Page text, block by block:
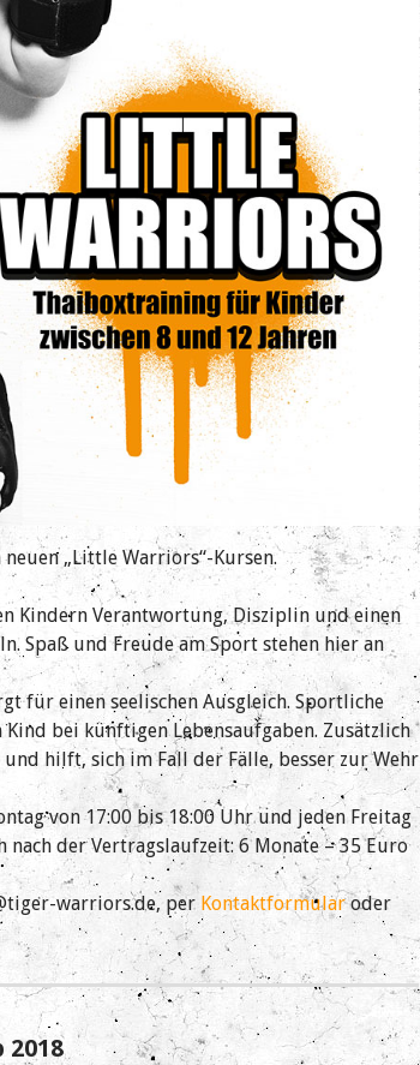
„Little Warriors“-Kursen.
Kindern Verantwortung, Disziplin und einen
Spaß und Freude am Sport stehen hier an
für einen seelischen Ausgleich. Sportliche
bei künftigen Lebensaufgaben. Zusätzlich
hilft, sich im Fall der Fälle, besser zur Wehr
von 17:00 bis 18:00 Uhr und jeden Freitag
der Vertragslaufzeit: 6 Monate – 35 Euro
warriors.de, per Kontaktformularoder